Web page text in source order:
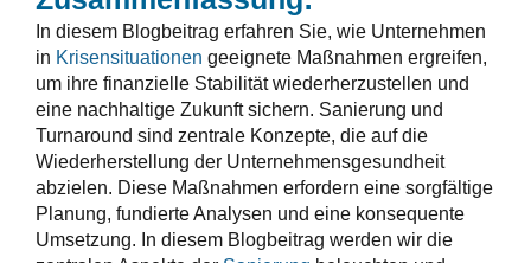
In diesem Blogbeitrag erfahren Sie, wie Unternehmen
in Krisensituationen geeignete Maßnahmen ergreifen,
um ihre finanzielle Stabilität wiederherzustellen und
eine nachhaltige Zukunft sichern. Sanierung und
Turnaround sind zentrale Konzepte, die auf die
Wiederherstellung der Unternehmensgesundheit
abzielen. Diese Maßnahmen erfordern eine sorgfältige
Planung, fundierte Analysen und eine konsequente
Umsetzung. In diesem Blogbeitrag werden wir die